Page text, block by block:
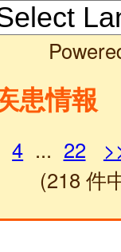
患情報
4 ... 22
(218 件